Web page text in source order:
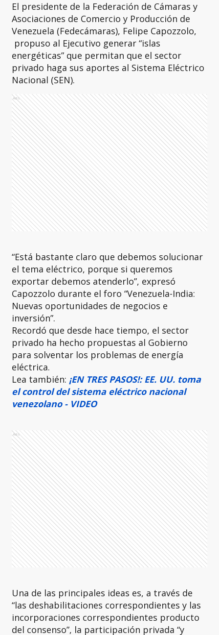
El presidente de la Federación de Cámaras y
Asociaciones de Comercio y Producción de
Venezuela (Fedecámaras), Felipe Capozzolo,
propuso al Ejecutivo generar “islas
energéticas” que permitan que el sector
privado haga sus aportes al Sistema Eléctrico
Nacional (SEN).
Ads
“Está bastante claro que debemos solucionar
el tema eléctrico, porque si queremos
exportar debemos atenderlo”, expresó
Capozzolo durante el foro “Venezuela-India:
Nuevas oportunidades de negocios e
inversión”.
Recordó que desde hace tiempo, el sector
privado ha hecho propuestas al Gobierno
para solventar los problemas de energía
eléctrica.
Lea también: ¡EN TRES PASOS!: EE. UU. toma
el control del sistema eléctrico nacional
venezolano - VIDEO
Ads
Una de las principales ideas es, a través de
“las deshabilitaciones correspondientes y las
incorporaciones correspondientes producto
del consenso”, la participación privada “y